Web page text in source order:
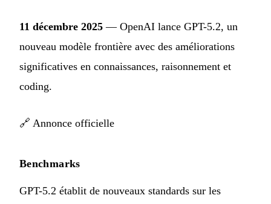
11 décembre 2025 — OpenAI lance GPT-5.2, un
nouveau modèle frontière avec des améliorations
significatives en connaissances, raisonnement et
coding.
🔗 Annonce officielle
Benchmarks
GPT-5.2 établit de nouveaux standards sur les